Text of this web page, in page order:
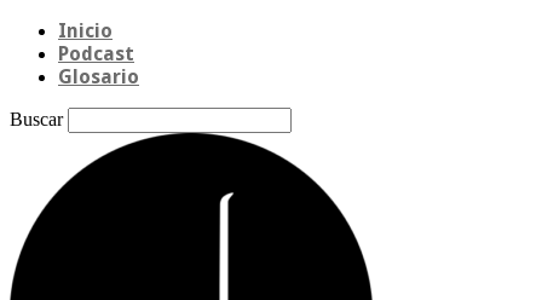
Inicio
Podcast
Glosario
Buscar